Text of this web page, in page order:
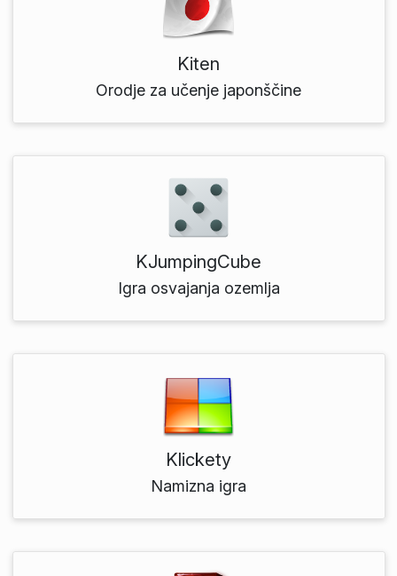
Kiten
Orodje za učenje japonščine
KJumpingCube
Igra osvajanja ozemlja
Klickety
Namizna igra